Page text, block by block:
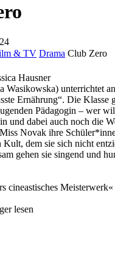
& TV Drama Club Zero
Hausner
Wasikowska) unterrichtet
Ernährung“. Die Klasse
Pädagogin – wer
und dabei auch noch die
Novak ihre
Kult, dem sie sich nicht
gehen sie singend und
cineastisches Meisterwerk«
lesen